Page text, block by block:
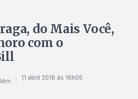
do Mais Você,
com o
11 abril 2016 às 16h05